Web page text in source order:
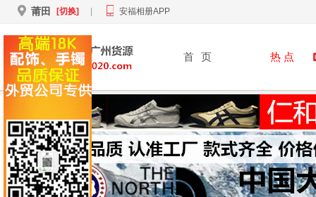
莆田 [切换] 安福相册APP
首 页 热 点